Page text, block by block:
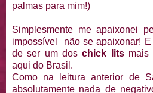
palmas para mim!)
Simplesmente me apaixonei
impossível não se apaixonar!
de ser um doschick litsmais
aqui do Brasil.
Como na leitura anterior de
absolutamente nada de